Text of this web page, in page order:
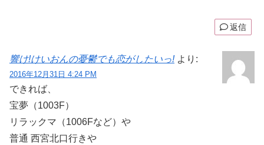
返信
響け!けいおんの憂鬱でも恋がしたいっ! より:
2016年12月31日 4:24 PM
できれば、
宝夢（1003F）
リラックマ（1006Fなど）や
普通 西宮北口行きや